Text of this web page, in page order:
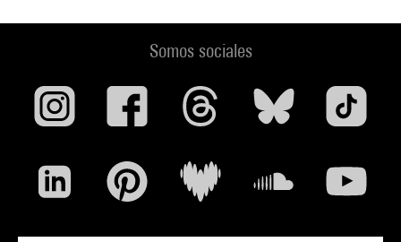
Somos sociales